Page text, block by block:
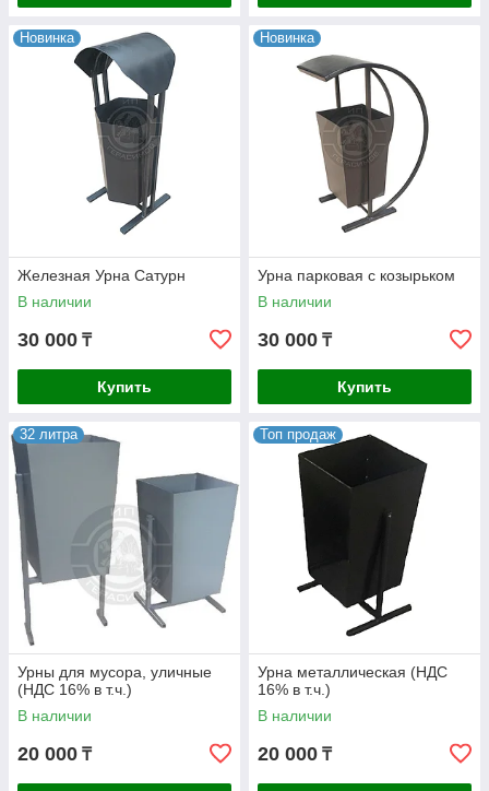
Новинка
Железная Урна Сатурн
В наличии
30 000 ₸
Купить
Новинка
Урна парковая с козырьком
В наличии
30 000 ₸
Купить
32 литра
Урны для мусора, уличные
(НДС 16% в т.ч.)
В наличии
20 000 ₸
Топ продаж
Урна металлическая (НДС
16% в т.ч.)
В наличии
20 000 ₸